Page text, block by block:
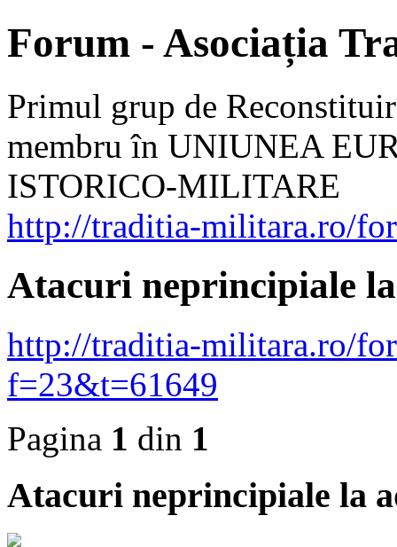
Forum - Asociația
Primul grup de
membru în UNIUNEA
ISTORICO-MILITARE
http://traditia-militara.ro/
Atacuri neprincipiale
http://traditia-militara.ro/
f=23&t=61649
Pagina 1 din 1
Atacuri neprincipiale la